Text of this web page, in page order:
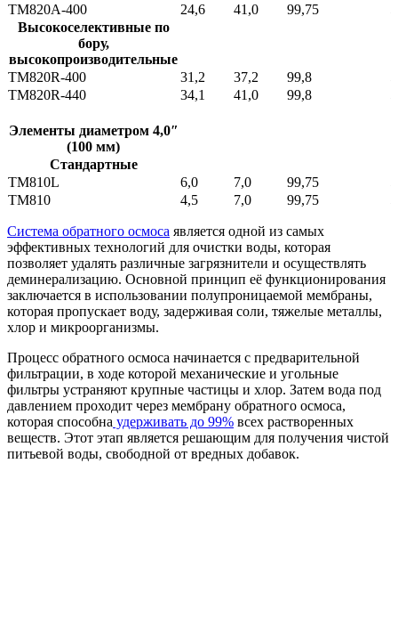
TM820A-400
24,6 41,0 99,75
Высокоселективные по
бору,
высокопроизводительные
TM820R-400
31,2 37,2 99,8
TM820R-440
34,1 41,0 99,8
Элементы диаметром 4,0″
(100 мм)
Стандартные
TM810L
6,0 7,0 99,75
TM810
4,5 7,0 99,75
Система обратного осмоса является одной из самых
эффективных технологий для очистки воды, которая
позволяет удалять различные загрязнители и осуществлять
деминерализацию. Основной принцип её функционирования
заключается в использовании полупроницаемой мембраны,
которая пропускает воду, задерживая соли, тяжелые металлы,
хлор и микроорганизмы.
Процесс обратного осмоса начинается с предварительной
фильтрации, в ходе которой механические и угольные
фильтры устраняют крупные частицы и хлор. Затем вода под
давлением проходит через мембрану обратного осмоса,
которая способна удерживать до 99% всех растворенных
веществ. Этот этап является решающим для получения чистой
питьевой воды, свободной от вредных добавок.